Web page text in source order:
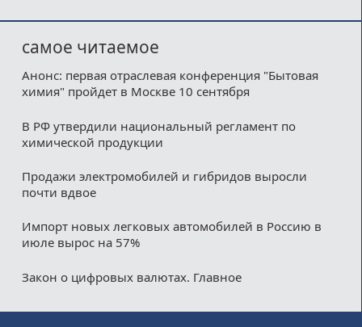
самое читаемое
Анонс: первая отраслевая конференция "Бытовая
химия" пройдет в Москве 10 сентября
В РФ утвердили национальный регламент по
химической продукции
Продажи электромобилей и гибридов выросли
почти вдвое
Импорт новых легковых автомобилей в Россию в
июле вырос на 57%
Закон о цифровых валютах. Главное